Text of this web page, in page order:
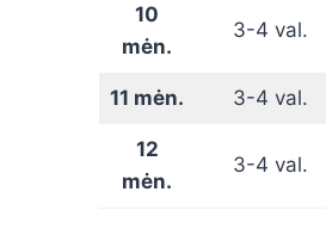
10
mėn.
3-4 val.
11 mėn. 3-4 val.
12
mėn.
3-4 val.